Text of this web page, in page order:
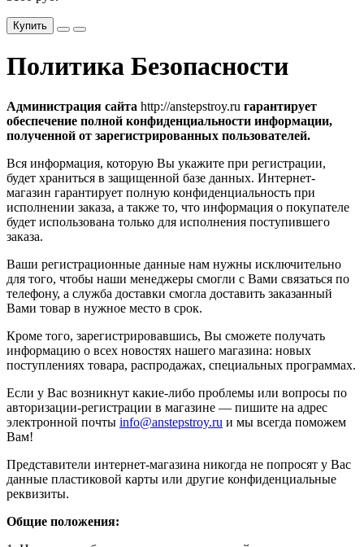
Купить
Политика Безопасности
Администрация cайта http://anstepstroy.ru гарантирует
обеспечение полной конфиденциальности информации,
полученной от зарегистрированных пользователей.
Вся информация, которую Вы укажите при регистрации,
будет храниться в защищенной базе данных. Интернет-
магазин гарантирует полную конфиденциальность при
исполнении заказа, а также то, что информация о покупателе
будет использована только для исполнения поступившего
заказа.
Ваши регистрационные данные нам нужны исключительно
для того, чтобы наши менеджеры смогли с Вами связаться по
телефону, а служба доставки смогла доставить заказанный
Вами товар в нужное место в срок.
Кроме того, зарегистрировавшись, Вы сможете получать
информацию о всех новостях нашего магазина: новых
поступлениях товара, распродажах, специальных программах.
Если у Вас возникнут какие-либо проблемы или вопросы по
авторизации-регистрации в магазине — пишите на адрес
электронной почты info@anstepstroy.ru и мы всегда поможем
Вам!
Представители интернет-магазина никогда не попросят у Вас
данные пластиковой карты или другие конфиденциальные
реквизиты.
Общие положения: